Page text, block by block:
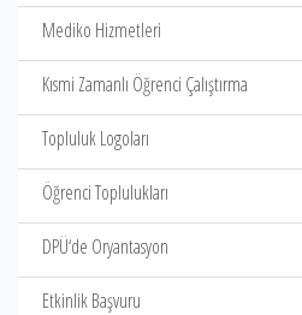
Mediko Hizmetleri
Kısmi Zamanlı Öğrenci Çalıştırma
Topluluk Logoları
Öğrenci Toplulukları
DPÜ‘de Oryantasyon
Etkinlik Başvuru